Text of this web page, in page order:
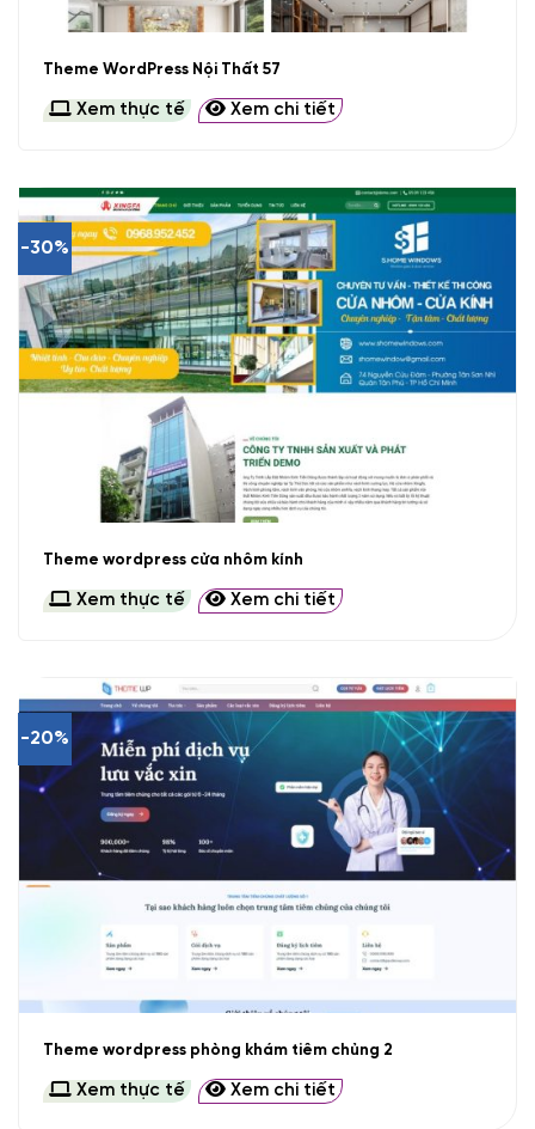
Theme WordPress Nội Thất 57
Xem thực tế Xem chi tiết
-30%
Theme wordpress cửa nhôm kính
Xem thực tế Xem chi tiết
-20%
Theme wordpress phòng khám tiêm chủng 2
Xem thực tế Xem chi tiết